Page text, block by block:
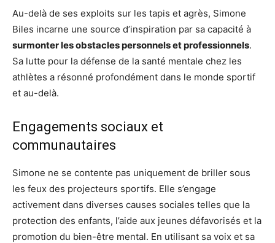
Au-delà de ses exploits sur les tapis et agrès, Simone
Biles incarne une source d’inspiration par sa capacité à
surmonter les obstacles personnels et professionnels.
Sa lutte pour la défense de la santé mentale chez les
athlètes a résonné profondément dans le monde sportif
et au-delà.
Engagements sociaux et
communautaires
Simone ne se contente pas uniquement de briller sous
les feux des projecteurs sportifs. Elle s’engage
activement dans diverses causes sociales telles que la
protection des enfants, l’aide aux jeunes défavorisés et la
promotion du bien-être mental. En utilisant sa voix et sa